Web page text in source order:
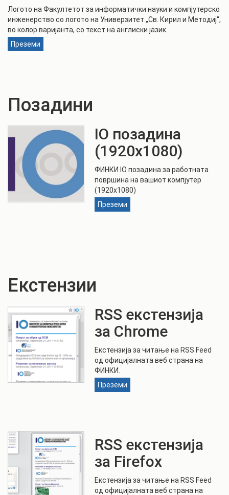
Логото на Факултетот за информатички науки и компјутерско
инженерство со логото на Универзитет „Св. Кирил и Методиј“,
во колор варијанта, со текст на англиски јазик.
Преземи
Позадини
IO позадина
(1920x1080)
ФИНКИ IO позадина за работната
површина на вашиот компјутер
(1920x1080)
Преземи
Екстензии
RSS екстензија
за Chrome
Екстензија за читање на RSS Feed
од официјалната веб страна на
ФИНКИ.
Преземи
RSS екстензија
за Firefox
Екстензија за читање на RSS Feed
од официјалната веб страна на